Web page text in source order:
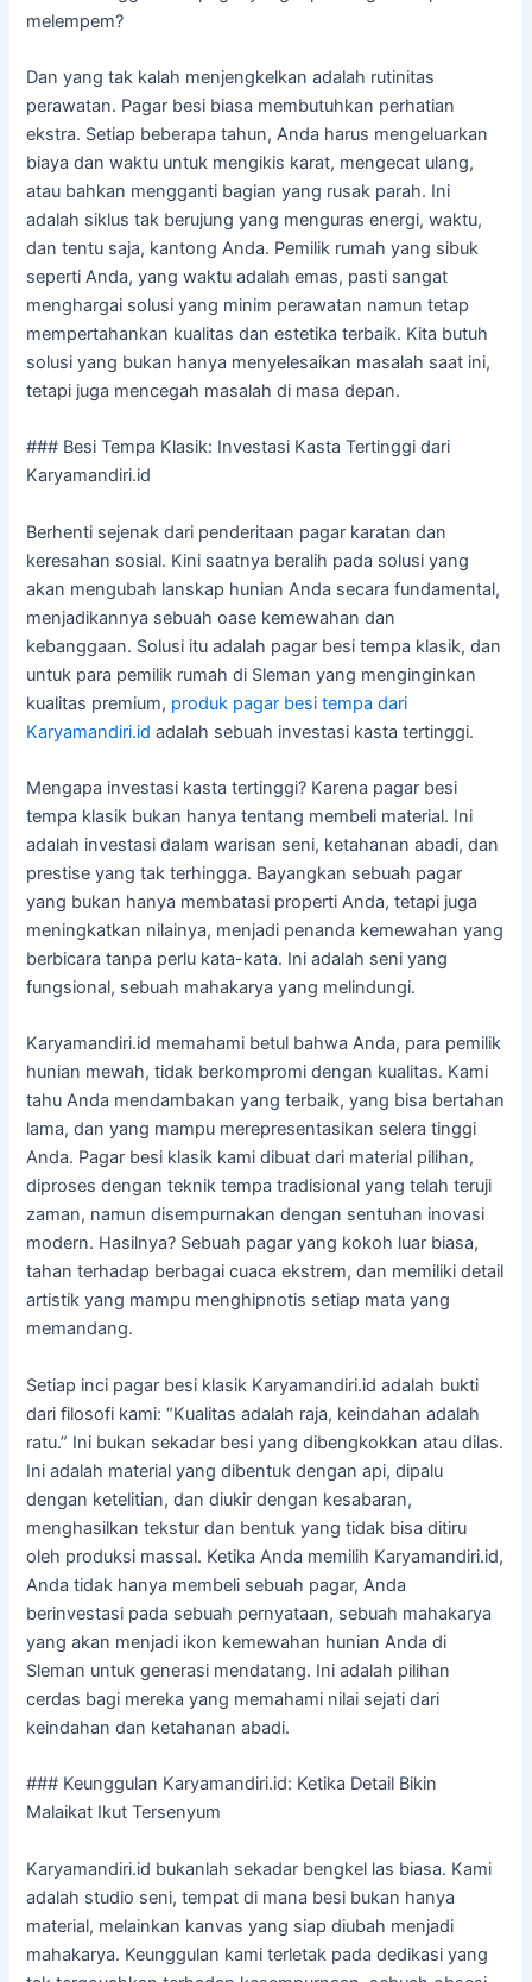
melempem?
Dan yang tak kalah menjengkelkan adalah rutinitas
perawatan. Pagar besi biasa membutuhkan perhatian
ekstra. Setiap beberapa tahun, Anda harus mengeluarkan
biaya dan waktu untuk mengikis karat, mengecat ulang,
atau bahkan mengganti bagian yang rusak parah. Ini
adalah siklus tak berujung yang menguras energi, waktu,
dan tentu saja, kantong Anda. Pemilik rumah yang sibuk
seperti Anda, yang waktu adalah emas, pasti sangat
menghargai solusi yang minim perawatan namun tetap
mempertahankan kualitas dan estetika terbaik. Kita butuh
solusi yang bukan hanya menyelesaikan masalah saat ini,
tetapi juga mencegah masalah di masa depan.
### Besi Tempa Klasik: Investasi Kasta Tertinggi dari
Karyamandiri.id
Berhenti sejenak dari penderitaan pagar karatan dan
keresahan sosial. Kini saatnya beralih pada solusi yang
akan mengubah lanskap hunian Anda secara fundamental,
menjadikannya sebuah oase kemewahan dan
kebanggaan. Solusi itu adalah pagar besi tempa klasik, dan
untuk para pemilik rumah di Sleman yang menginginkan
kualitas premium, produk pagar besi tempa dari
Karyamandiri.id adalah sebuah investasi kasta tertinggi.
Mengapa investasi kasta tertinggi? Karena pagar besi
tempa klasik bukan hanya tentang membeli material. Ini
adalah investasi dalam warisan seni, ketahanan abadi, dan
prestise yang tak terhingga. Bayangkan sebuah pagar
yang bukan hanya membatasi properti Anda, tetapi juga
meningkatkan nilainya, menjadi penanda kemewahan yang
berbicara tanpa perlu kata-kata. Ini adalah seni yang
fungsional, sebuah mahakarya yang melindungi.
Karyamandiri.id memahami betul bahwa Anda, para pemilik
hunian mewah, tidak berkompromi dengan kualitas. Kami
tahu Anda mendambakan yang terbaik, yang bisa bertahan
lama, dan yang mampu merepresentasikan selera tinggi
Anda. Pagar besi klasik kami dibuat dari material pilihan,
diproses dengan teknik tempa tradisional yang telah teruji
zaman, namun disempurnakan dengan sentuhan inovasi
modern. Hasilnya? Sebuah pagar yang kokoh luar biasa,
tahan terhadap berbagai cuaca ekstrem, dan memiliki detail
artistik yang mampu menghipnotis setiap mata yang
memandang.
Setiap inci pagar besi klasik Karyamandiri.id adalah bukti
dari filosofi kami: “Kualitas adalah raja, keindahan adalah
ratu.” Ini bukan sekadar besi yang dibengkokkan atau dilas.
Ini adalah material yang dibentuk dengan api, dipalu
dengan ketelitian, dan diukir dengan kesabaran,
menghasilkan tekstur dan bentuk yang tidak bisa ditiru
oleh produksi massal. Ketika Anda memilih Karyamandiri.id,
Anda tidak hanya membeli sebuah pagar, Anda
berinvestasi pada sebuah pernyataan, sebuah mahakarya
yang akan menjadi ikon kemewahan hunian Anda di
Sleman untuk generasi mendatang. Ini adalah pilihan
cerdas bagi mereka yang memahami nilai sejati dari
keindahan dan ketahanan abadi.
### Keunggulan Karyamandiri.id: Ketika Detail Bikin
Malaikat Ikut Tersenyum
Karyamandiri.id bukanlah sekadar bengkel las biasa. Kami
adalah studio seni, tempat di mana besi bukan hanya
material, melainkan kanvas yang siap diubah menjadi
mahakarya. Keunggulan kami terletak pada dedikasi yang